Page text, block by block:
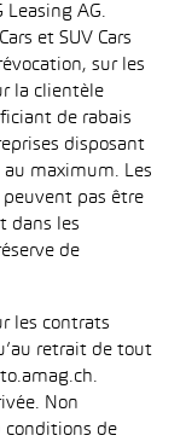
Leasing AG.
et SUV Cars
sur les
la clientèle
de rabais
disposant
maximum. Les
peuvent pas être
dans les
de
les contrats
retrait de tout
Non
conditions de